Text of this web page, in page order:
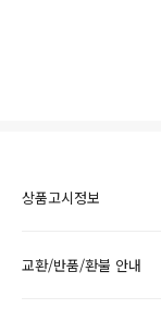
상품고시정보
교환/반품/환불 안내